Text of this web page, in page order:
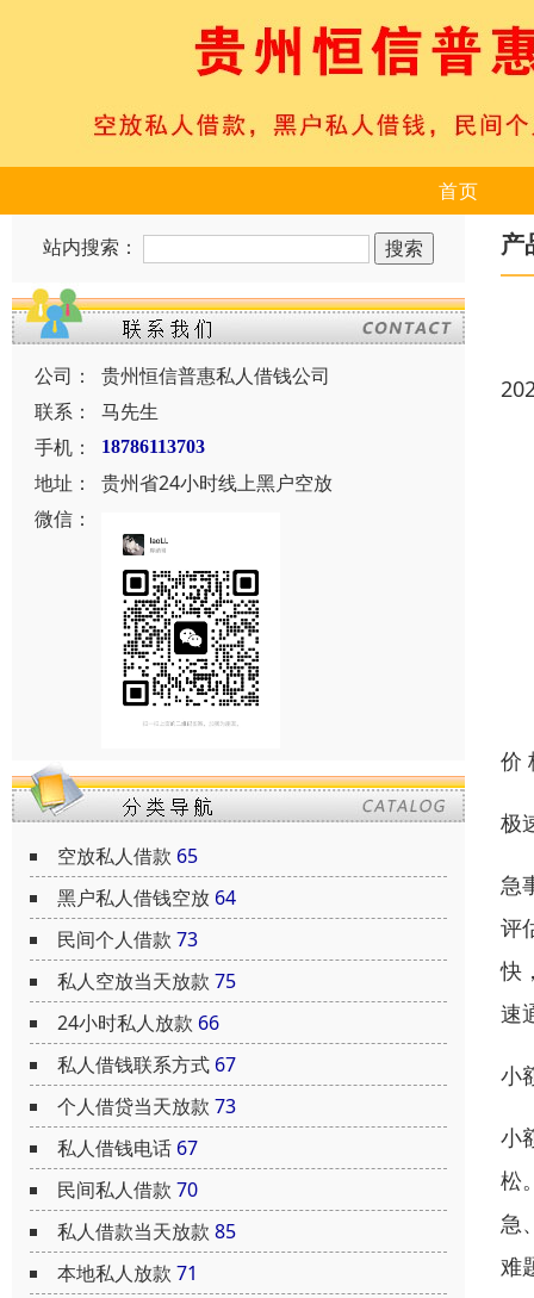
首页
站内搜索：
公司：
贵州恒信普惠私人借钱公司
联系：
马先生
手机：
18786113703
地址：
贵州省24小时线上黑户空放
微信：
空放私人借款 65
黑户私人借钱空放 64
民间个人借款 73
私人空放当天放款 75
24小时私人放款 66
私人借钱联系方式 67
个人借贷当天放款 73
私人借钱电话 67
民间私人借款 70
私人借款当天放款 85
本地私人放款 71
产
价
极
急
评
快
速
小
小
松
急
难